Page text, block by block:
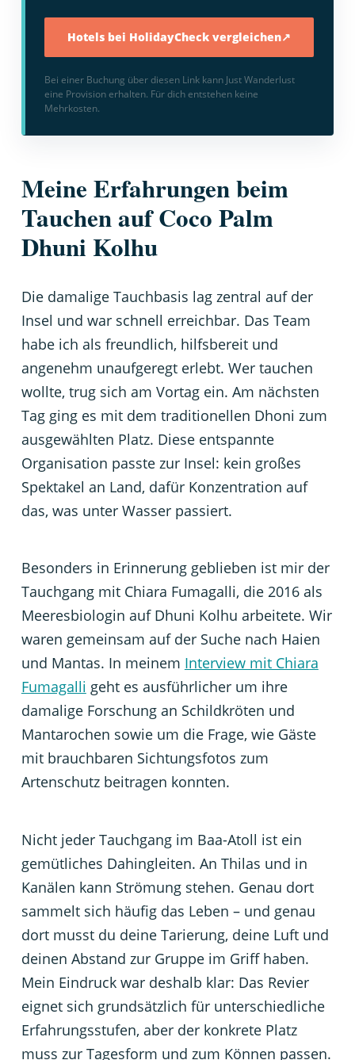
Hotels bei HolidayCheck vergleichen↗
Bei einer Buchung über diesen Link kann Just Wanderlust
eine Provision erhalten. Für dich entstehen keine
Mehrkosten.
Meine Erfahrungen beim
Tauchen auf Coco Palm
Dhuni Kolhu
Die damalige Tauchbasis lag zentral auf der
Insel und war schnell erreichbar. Das Team
habe ich als freundlich, hilfsbereit und
angenehm unaufgeregt erlebt. Wer tauchen
wollte, trug sich am Vortag ein. Am nächsten
Tag ging es mit dem traditionellen Dhoni zum
ausgewählten Platz. Diese entspannte
Organisation passte zur Insel: kein großes
Spektakel an Land, dafür Konzentration auf
das, was unter Wasser passiert.
Besonders in Erinnerung geblieben ist mir der
Tauchgang mit Chiara Fumagalli, die 2016 als
Meeresbiologin auf Dhuni Kolhu arbeitete. Wir
waren gemeinsam auf der Suche nach Haien
und Mantas. In meinem Interview mit Chiara
Fumagalli geht es ausführlicher um ihre
damalige Forschung an Schildkröten und
Mantarochen sowie um die Frage, wie Gäste
mit brauchbaren Sichtungsfotos zum
Artenschutz beitragen konnten.
Nicht jeder Tauchgang im Baa-Atoll ist ein
gemütliches Dahingleiten. An Thilas und in
Kanälen kann Strömung stehen. Genau dort
sammelt sich häufig das Leben – und genau
dort musst du deine Tarierung, deine Luft und
deinen Abstand zur Gruppe im Griff haben.
Mein Eindruck war deshalb klar: Das Revier
eignet sich grundsätzlich für unterschiedliche
Erfahrungsstufen, aber der konkrete Platz
muss zur Tagesform und zum Können passen.